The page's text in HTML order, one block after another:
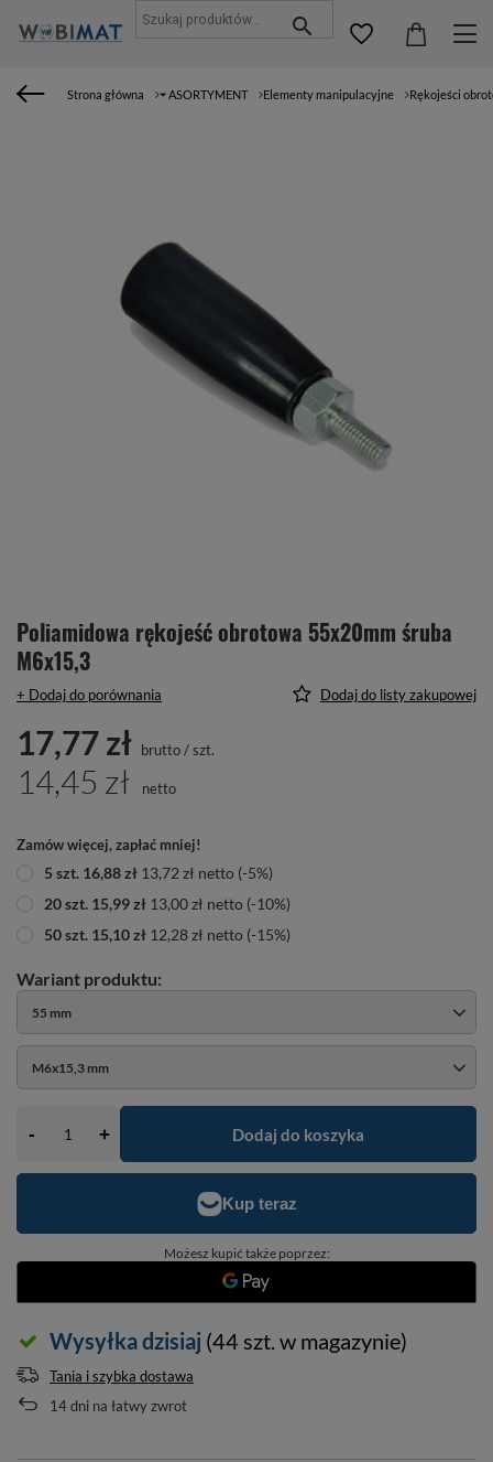
Strona główna ⏷ ASORTYMENT Elementy manipulacyjne Rękojeści
Poliamidowa rękojeść obrotowa 55x20mm śruba
M6x15,3
+ Dodaj do porównania Dodaj do listy zakupowej
55 mm
M6x15,3 mm
- + Dodaj do koszyka
Możesz kupić także poprzez:
17,77 zł brutto/szt.
14,45 zł netto
Zamów więcej, zapłać mniej!
5 szt. 16,88 zł 13,72 zł netto (-5%)
20szt. 15,99 zł 13,00 zł netto (-10%)
50szt. 15,10 zł 12,28 zł netto (-15%)
Wysyłkadzisiaj (44 szt. w magazynie)
Tania i szybka dostawa
14dni na łatwy zwrot